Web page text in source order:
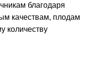
благодаря
качествам, плодам
количеству